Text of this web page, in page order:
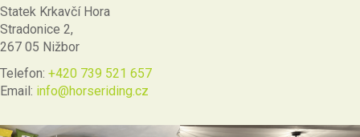
Statek Krkavčí Hora
Stradonice 2,
267 05 Nižbor
Telefon: +420 739 521 657
Email: info@horseriding.cz